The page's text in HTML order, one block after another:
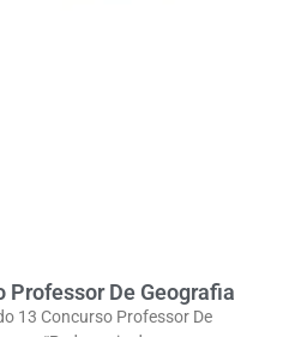
Professor De Geografia
13 Concurso Professor De